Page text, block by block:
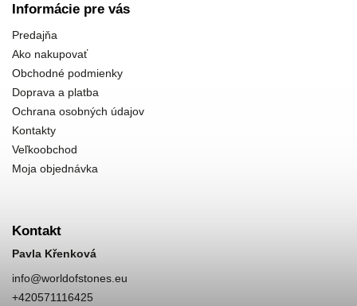
Informácie pre vás
Predajňa
Ako nakupovať
Obchodné podmienky
Doprava a platba
Ochrana osobných údajov
Kontakty
Veľkoobchod
Moja objednávka
Kontakt
Pavla Křenková
info@worldofstones.eu
+420571116425